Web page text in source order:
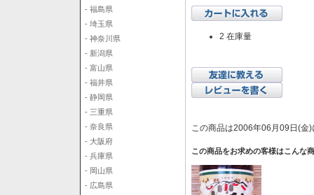
- 福島県
- 埼玉県
- 神奈川県
- 新潟県
- 富山県
- 福井県
- 静岡県
- 三重県
- 奈良県
- 大阪府
- 兵庫県
- 岡山県
- 広島県
2 在庫量
この商品は2006年06月09日(金
この商品をお求めの客様はこんな